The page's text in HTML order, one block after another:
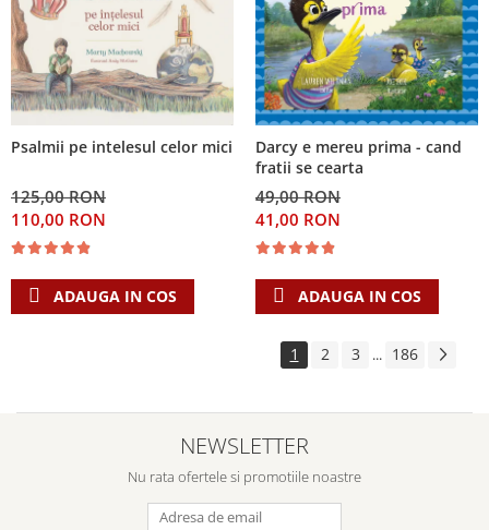
Psalmii pe intelesul celor mici
125,00 RON
110,00 RON
ADAUGA IN COS
Darcy e mereu prima - cand
fratii se cearta
49,00 RON
41,00 RON
ADAUGA IN COS
1 2 3 ... 186
NEWSLETTER
Nu rata ofertele si promotiile noastre